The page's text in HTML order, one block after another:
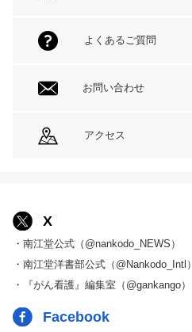
よくあるご質問
お問い合わせ
アクセス
X
・南江堂公式（@nankodo_NEWS）
・南江堂洋書部公式（@Nankodo_Intl）
・『がん看護』編集室（@gankango）
Facebook